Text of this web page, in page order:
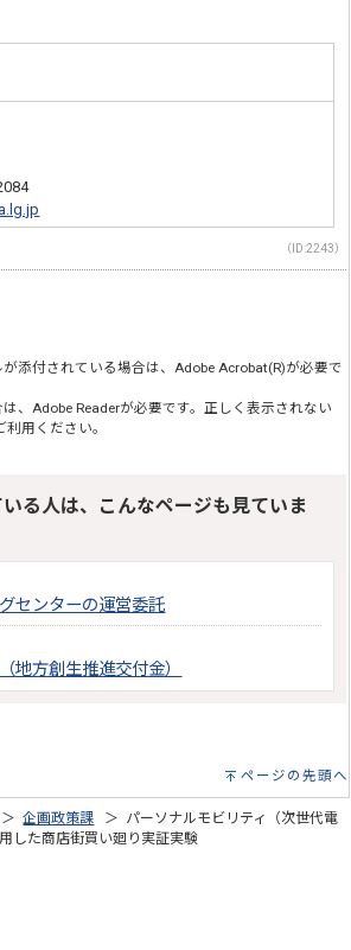
（ID:2243）
添付されている場合は、Adobe Acrobat(R)が必要で
、Adobe Readerが必要です。正しく表示されない
用ください。
る人は、こんなページも見ていま
センターの運営委託
地方創生推進交付金）
ページの先頭へ
＞企画政策課 ＞ パーソナルモビリティ（次世代電
した商店街買い廻り実証実験